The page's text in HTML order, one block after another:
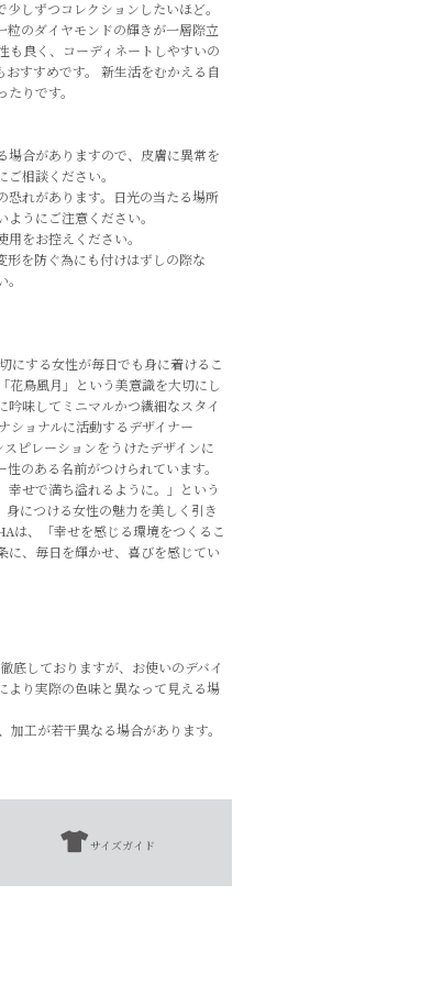
しずつコレクションしたいほど。
粒のダイヤモンドの輝きが一層際立
も良く、コーディネートしやすいの
すすめです。 新生活をむかえる自
りです。
合がありますので、皮膚に異常を
相談ください。
れがあります。日光の当たる場所
うにご注意ください。
をお控えください。
を防ぐ為にも付けはずしの際な
にする女性が毎日でも身に着けるこ
花鳥風月」という美意識を大切にし
味してミニマルかつ繊細なスタイ
ショナルに活動するデザイナー
ピレーションをうけたデザインに
のある名前がつけられています。
幸せで満ち溢れるように。」という
につける女性の魅力を美しく引き
は、「幸せを感じる環境をつくるこ
に、毎日を輝かせ、喜びを感じてい
底しておりますが、お使いのデバイ
より実際の色味と異なって見える場
工が若干異なる場合があります。
サイズガイド